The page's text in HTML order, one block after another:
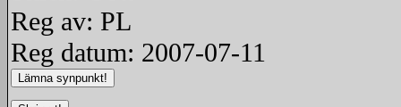
Reg av: PL
Reg datum: 2007-07-11